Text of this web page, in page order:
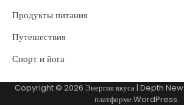
Продукты питания
Путешествия
Спорт и йога
Copyright © 2026 Энергия вкуса| Depth
платформеWordPress.